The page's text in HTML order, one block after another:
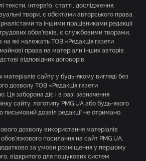
тексти, інтерв’ю, статті, дослідження,
твори, є об’єктами авторського права.
та іншими працівниками редакції
обов’язків, є службовими творами,
які належать ТОВ «Редакція газети
права на матеріали інших авторів
відповідних договорів.
матеріалів сайту у будь-якому вигляді без
дозволу ТОВ «Редакція газети
Ця заборона діє і в разі зазначення
сайту, логотипу PMG.UA або будь-якого
письмовий дозвіл редакції не отримано.
дозволу використання матеріалів
посилання на сайт PMG.UA,
за умови розміщення у першому
відкритого для пошукових систем